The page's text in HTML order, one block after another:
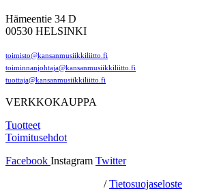
Hämeentie 34 D
00530 HELSINKI
toimisto@kansanmusiikkiliitto.fi
toiminnanjohtaja@kansanmusiikkiliitto.fi
tuottaja@kansanmusiikkiliitto.fi
VERKKOKAUPPA
Tuotteet
Toimitusehdot
Facebook Instagram Twitter
/Tietosuojaseloste